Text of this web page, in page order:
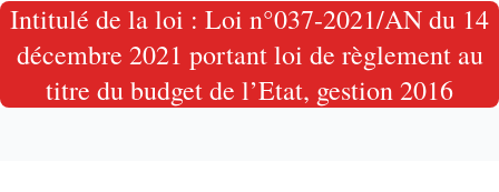
Intitulé de la loi : Loi n°037-2021/AN du 14
décembre 2021 portant loi de règlement au
titre du budget de l’Etat, gestion 2016